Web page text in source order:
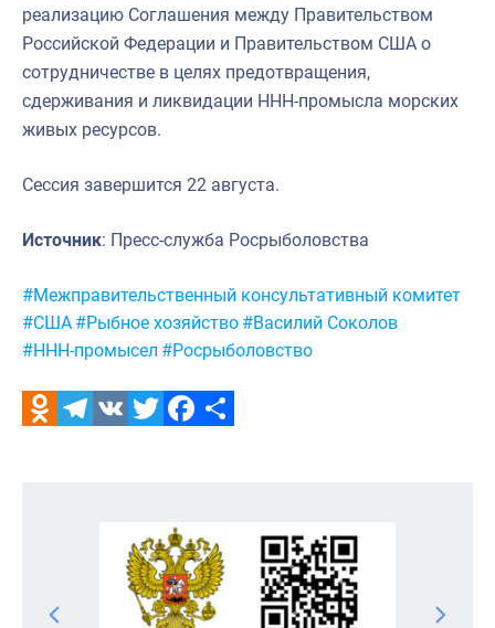
реализацию Соглашения между Правительством
Российской Федерации и Правительством США о
сотрудничестве в целях предотвращения,
сдерживания и ликвидации ННН-промысла морских
живых ресурсов.
Сессия завершится 22 августа.
Источник: Пресс-служба Росрыболовства
Метки:
#Межправительственный консультативный комитет
#США #Рыбное хозяйство #Василий Соколов
#ННН-промысел #Росрыболовство